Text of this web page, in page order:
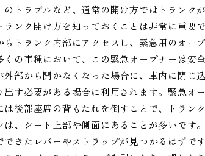
トラブルなど、通常の開け方ではトランク
ンク開け方を知っておくことは非常に重要
トランク内部にアクセスし、緊急用のオー
くの車種において、この緊急オープナーは安
部から開かなくなった場合に、車内に閉じ
す必要がある場合に利用されます。緊急オ
後部座席の背もたれを倒すことで、トラン
、シート上部や側面にあることが多いです
きたレバーやストラップが見つかるはずで